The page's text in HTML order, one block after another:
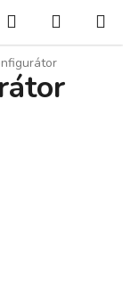
Hledat
KOŠÍK